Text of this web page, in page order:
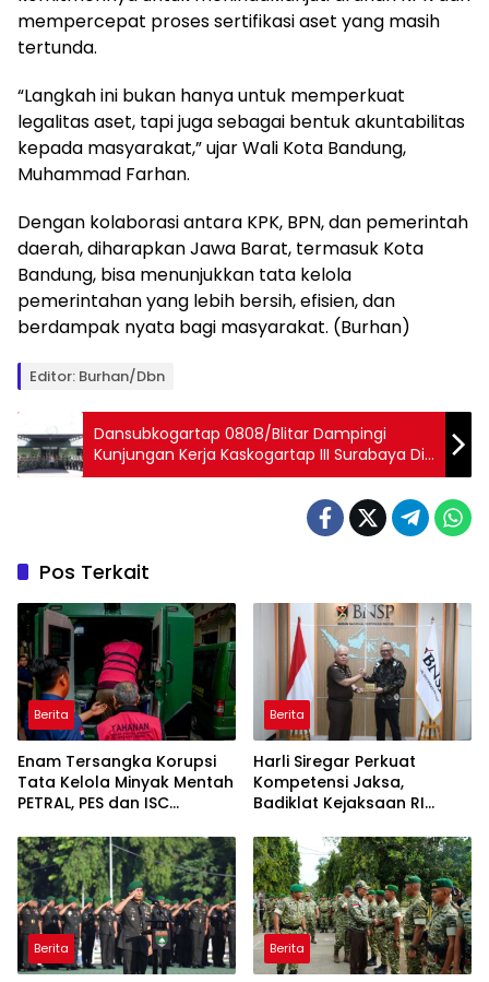
mempercepat proses sertifikasi aset yang masih
tertunda.
“Langkah ini bukan hanya untuk memperkuat
legalitas aset, tapi juga sebagai bentuk akuntabilitas
kepada masyarakat,” ujar Wali Kota Bandung,
Muhammad Farhan.
Dengan kolaborasi antara KPK, BPN, dan pemerintah
daerah, diharapkan Jawa Barat, termasuk Kota
Bandung, bisa menunjukkan tata kelola
pemerintahan yang lebih bersih, efisien, dan
berdampak nyata bagi masyarakat. (Burhan)
Editor: Burhan/Dbn
Dansubkogartap 0808/Blitar Dampingi
Kunjungan Kerja Kaskogartap III Surabaya Di
Wilayah Blitar
Pos Terkait
Berita
Enam Tersangka Korupsi
Tata Kelola Minyak Mentah
PETRAL, PES dan ISC
Umum
Berita
Harli Siregar Perkuat
Kompetensi Jaksa,
Badiklat Kejaksaan RI
Sertifikasi Profesional
Berita Berita